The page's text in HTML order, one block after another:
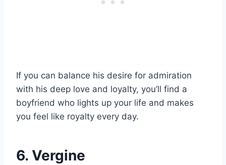
If you can balance his desire for admiration
with his deep love and loyalty, you’ll find a
boyfriend who lights up your life and makes
you feel like royalty every day.
6. Vergine